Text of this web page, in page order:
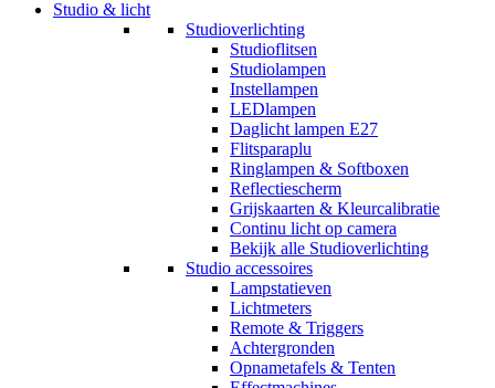
Studio & licht
Studioverlichting
Studioflitsen
Studiolampen
Instellampen
LEDlampen
Daglicht lampen E27
Flitsparaplu
Ringlampen & Softboxen
Reflectiescherm
Grijskaarten & Kleurcalibratie
Continu licht op camera
Bekijk alle Studioverlichting
Studio accessoires
Lampstatieven
Lichtmeters
Remote & Triggers
Achtergronden
Opnametafels & Tenten